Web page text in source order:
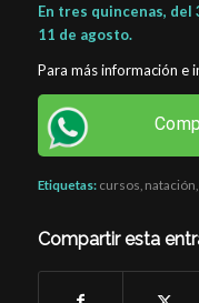
En tres quincenas, del
11 de agosto.
Para más información e
Etiquetas: cursos natación
Compartir esta